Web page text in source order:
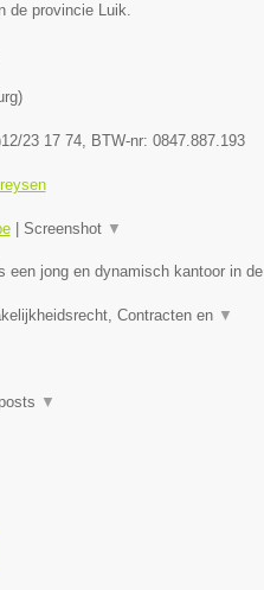
de provincie Luik.
)
23 17 74, BTW-nr: 0847.887.193
| Screenshot ▼
een jong en dynamisch kantoor in de
Contracten en ▼
▼